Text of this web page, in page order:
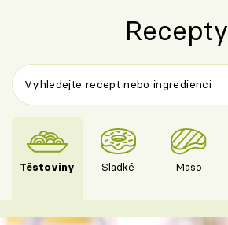
Recepty
Těstoviny Sladké Maso